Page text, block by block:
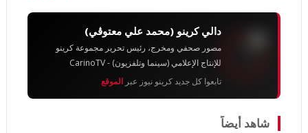
دالي كرينو (محمد علي معتوڨي)
مصور صحفي ومخرج، رئيس تحرير مجموعة كرينو
للإنتاج الإعلامي (سينما وتلفزيون) - CarinoTV
تابعوا كل جديد كرينو نيوز عبر الموقع
شاهد أيضاً